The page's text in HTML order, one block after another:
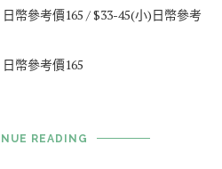
幣參考價165 / $33-45(小)日幣參考
參考價165
READING